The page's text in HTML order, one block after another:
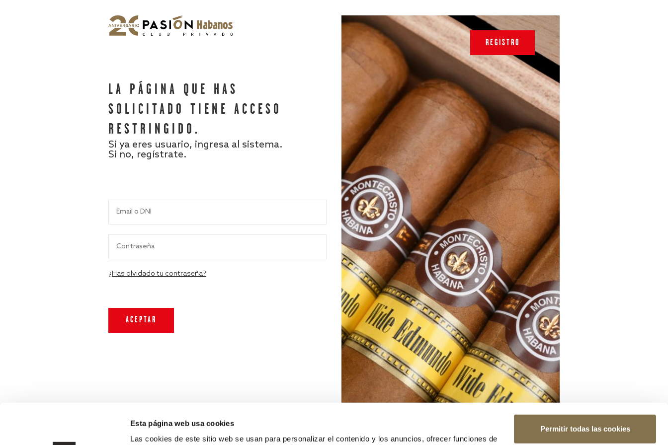
Esta página web usa cookies
Las cookies de este sitio web se usan para personalizar el contenido y los anuncios, ofrecer funciones de
Permitir todas las cookies
LA PÁGINA QUE HAS
SOLICITADO TIENE ACCESO
RESTRINGIDO.
Si ya eres usuario, ingresa al sistema.
Si no, regístrate.
¿Has olvidado tu contraseña?
REGISTRO